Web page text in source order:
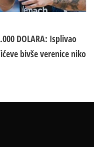
DOLARA: Isplivao
bivše verenice niko